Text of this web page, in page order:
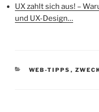
UX zahlt sich aus! –
und UX-Design…
KATEGORIEN
WEB-TIPPS ,